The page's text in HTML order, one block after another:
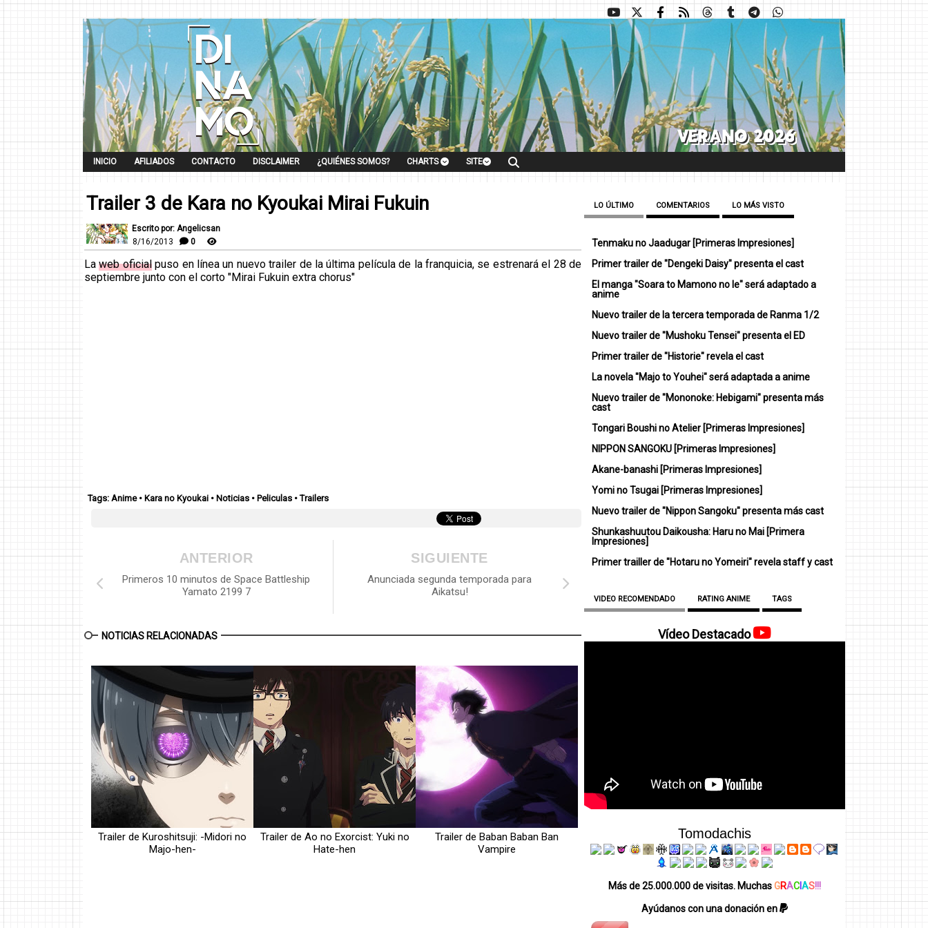
INICIO AFILIADOS CONTACTO DISCLAIMER ¿QUIÉNES SOMOS? CHARTS SITE
Trailer 3 de Kara no Kyoukai Mirai Fukuin
Escrito por: Angelicsan
8/16/2013
0
Laweb oficialpuso en línea un nuevo trailer de la última película de la franquicia, se estrenará el 28 de
septiembre junto con el corto "Mirai Fukuin extra chorus"
Tags: Anime• Kara no Kyoukai • Noticias • Peliculas •Trailers
SIGUIENTE
Anunciada segunda temporada para
Aikatsu!
ANTERIOR
Primeros 10 minutos de Space Battleship
Yamato 2199 7
NOTICIAS RELACIONADAS
Trailer de Kuroshitsuji: -Midori no
Majo-hen-
Trailer de Ao no Exorcist: Yuki no
Hate-hen
Trailer de Baban Baban Ban
Vampire
LO ÚLTIMO COMENTARIOS LO MÁS VISTO
Tenmaku no Jaadugar [Primeras Impresiones]
Primer trailer de "Dengeki Daisy" presenta el cast
El manga "Soara to Mamono no Ie" será adaptado a
anime
Nuevo trailer de la tercera temporada de Ranma 1/2
Nuevo trailer de "Mushoku Tensei" presenta el ED
Primer trailer de "Historie" revela el cast
La novela "Majo to Youhei" será adaptada a anime
Nuevo trailer de "Mononoke: Hebigami" presenta más
cast
Tongari Boushi no Atelier [Primeras Impresiones]
NIPPON SANGOKU [Primeras Impresiones]
Akane-banashi [Primeras Impresiones]
Yomi no Tsugai [Primeras Impresiones]
Nuevo trailer de "Nippon Sangoku" presenta más cast
Shunkashuutou Daikousha: Haru no Mai [Primera
Impresiones]
Primer trailler de "Hotaru no Yomeiri" revela staff y cast
VIDEO RECOMENDADO RATING ANIME TAGS
Vídeo Destacado
Tomodachis
Más de 25.000.000 de visitas. MuchasGRACAS!!!
Ayúdanos con una donación en